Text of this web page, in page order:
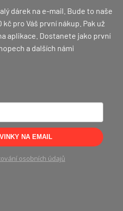
dárek na e-mail. Bude to naše
pro Váš první nákup. Pak už
aplikace. Dostanete jako první
a dalších námi
NA EMAIL
osobních údajů